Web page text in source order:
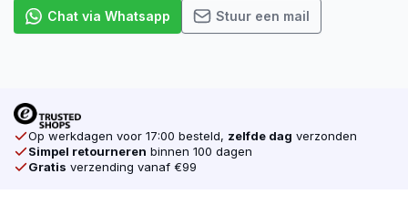
Chat via Whatsapp Stuur een mail
Op werkdagen voor 17:00 besteld, zelfde dag verzonden
Simpel retourneren binnen 100 dagen
Gratis verzending vanaf €99